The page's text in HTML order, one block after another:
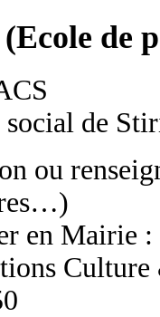
de
social de
ou
en Mairie :